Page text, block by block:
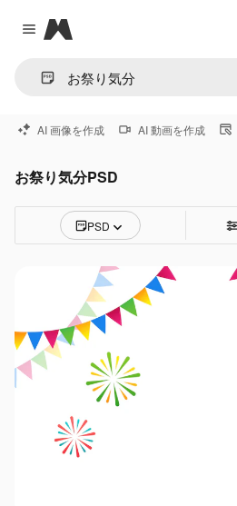
Close menu
Magnific
AI 画像を作成 AI 動画を作成
お祭り気分PSD
PSD